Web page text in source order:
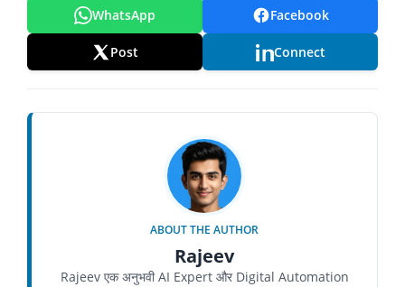
WhatsApp Facebook
Post Connect
ABOUT THE AUTHOR
Rajeev
Rajeev एक अनुभवी AI Expert और Digital Automation